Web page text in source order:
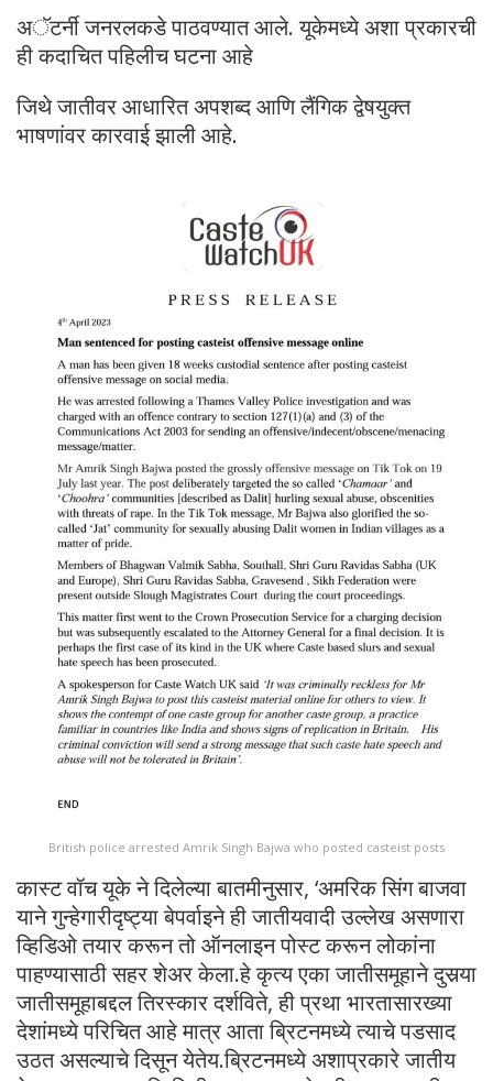
अॅटर्नी जनरलकडे पाठवण्यात आले. यूकेमध्‍ये अशा प्रकारची
ही कदाचित पहिलीच घटना आहे
जिथे जातीवर आधारित अपशब्द आणि लैंगिक द्वेषयुक्त
भाषणांवर कारवाई झाली आहे.
British police arrested Amrik Singh Bajwa who posted casteist posts
कास्ट वॉच यूके ने दिलेल्या बातमीनुसार, ‘अमरिक सिंग बाजवा
याने गुन्हेगारीदृष्ट्या बेपर्वाइने ही जातीयवादी उल्लेख असणारा
व्हिडिओ तयार करून तो ऑनलाइन पोस्ट करून लोकांना
पाहण्यासाठी सहर शेअर केला.हे कृत्य एका जातीसमूहाने दुसर्‍या
जातीसमूहाबद्दल तिरस्कार दर्शविते, ही प्रथा भारतासारख्या
देशांमध्ये परिचित आहे मात्र आता ब्रिटनमध्ये त्याचे पडसाद
उठत असल्याचे दिसून येतेय.ब्रिटनमध्ये अशाप्रकारे जातीय